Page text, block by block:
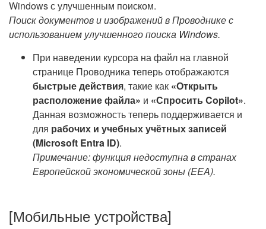
Поиск документов и изображений в Проводнике с
использованием улучшенного поиска Windows.
При наведении курсора на файл на главной
странице Проводника теперь отображаются
быстрые действия, такие как «Открыть
расположение файла» и «Спросить Copilot».
Данная возможность теперь поддерживается и
для рабочих и учебных учётных записей
(Microsoft Entra ID).
Примечание: функция недоступна в странах
Европейской экономической зоны (EEA).
[Мобильные устройства]